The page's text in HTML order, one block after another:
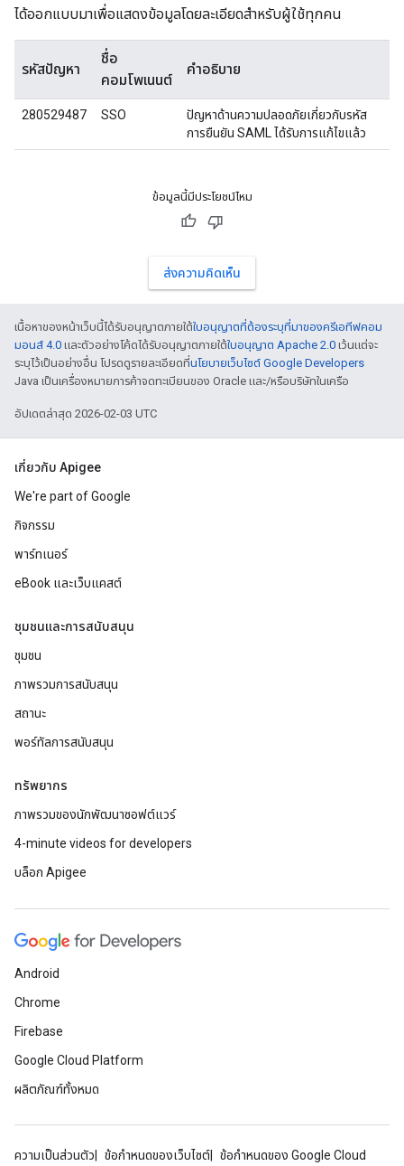
ได้ออกแบบมาเพื่อแสดงข้อมูลโดยละเอียดสำหรับผู้ใช้ทุกคน
รหัสปัญหา
ชื่อ
คอมโพเนนต์
คำอธิบาย
280529487 SSO
ปัญหาด้านความปลอดภัยเกี่ยวกับรหัส
การยืนยัน SAML ได้รับการแก้ไขแล้ว
ข้อมูลนี้มีประโยชน์ไหม
ส่งความคิดเห็น
เนื้อหาของหน้าเว็บนี้ได้รับอนุญาตภายใต้ใบอนุญาตที่ต้องระบุที่มาของครีเอทีฟคอม
มอนส์ 4.0 และตัวอย่างโค้ดได้รับอนุญาตภายใต้ใบอนุญาต Apache 2.0 เว้นแต่จะ
ระบุไว้เป็นอย่างอื่น โปรดดูรายละเอียดที่นโยบายเว็บไซต์ Google Developers
Java เป็นเครื่องหมายการค้าจดทะเบียนของ Oracle และ/หรือบริษัทในเครือ
อัปเดตล่าสุด 2026-02-03 UTC
เกี่ยวกับ Apigee
We're part of Google
กิจกรรม
พาร์ทเนอร์
eBook และเว็บแคสต์
ชุมชนและการสนับสนุน
ชุมชน
ภาพรวมการสนับสนุน
สถานะ
พอร์ทัลการสนับสนุน
ทรัพยากร
ภาพรวมของนักพัฒนาซอฟต์แวร์
4-minute videos for developers
บล็อก Apigee
Android
Chrome
Firebase
Google Cloud Platform
ผลิตภัณฑ์ทั้งหมด
ความเป็นส่วนตัว ข้อกำหนดของเว็บไซต์
ข้อกำหนดของ Google Cloud